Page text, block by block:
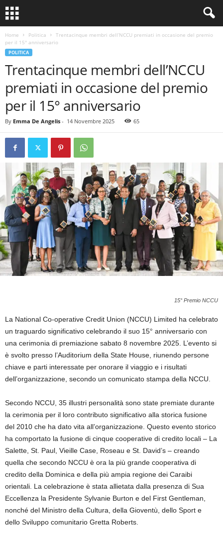
Home Politica
Trentacinque membri dell’NCCU premiati in occasione del premio
per il 15° anniversario
POLITICA
Trentacinque membri dell’NCCU
premiati in occasione del premio
per il 15° anniversario
By Emma De Angelis - 14 Novembre 2025 65
15° Premio NCCU
La National Co-operative Credit Union (NCCU) Limited ha celebrato
un traguardo significativo celebrando il suo 15° anniversario con
una cerimonia di premiazione sabato 8 novembre 2025. L’evento si
è svolto presso l’Auditorium della State House, riunendo persone
chiave e parti interessate per onorare il viaggio e i risultati
dell’organizzazione, secondo un comunicato stampa della NCCU.
Secondo NCCU, 35 illustri personalità sono state premiate durante
la cerimonia per il loro contributo significativo alla storica fusione
del 2010 che ha dato vita all’organizzazione. Questo evento storico
ha comportato la fusione di cinque cooperative di credito locali – La
Salette, St. Paul, Vieille Case, Roseau e St. David’s – creando
quella che secondo NCCU è ora la più grande cooperativa di
credito della Dominica e della più ampia regione dei Caraibi
orientali. La celebrazione è stata allietata dalla presenza di Sua
Eccellenza la Presidente Sylvanie Burton e del First Gentleman,
nonché del Ministro della Cultura, della Gioventù, dello Sport e
dello Sviluppo comunitario Gretta Roberts.